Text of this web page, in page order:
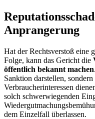
Anprangerung
Hat der Rechtsverstoß eine
Folge, kann das Gericht die
öffentlich bekannt machen
Sanktion darstellen,
Verbraucherinteressen
solch schwerwiegenden
dem Einzelfall überlassen.